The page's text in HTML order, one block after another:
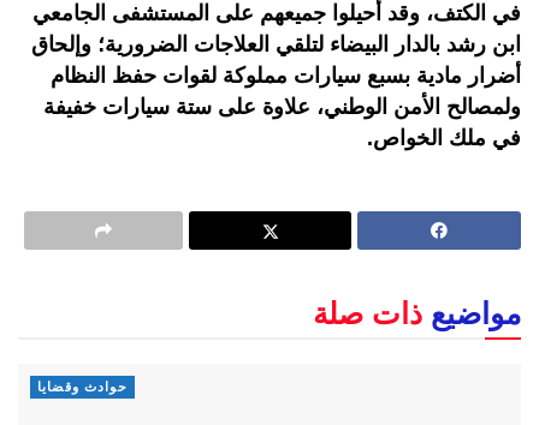
في الكتف، وقد أحيلوا جميعهم على المستشفى الجامعي
ابن رشد بالدار البيضاء لتلقي العلاجات الضرورية؛ وإلحاق
أضرار مادية بسبع سيارات مملوكة لقوات حفظ النظام
ولمصالح الأمن الوطني، علاوة على ستة سيارات خفيفة
في ملك الخواص.
مواضيع ذات صلة
حوادث وقضايا